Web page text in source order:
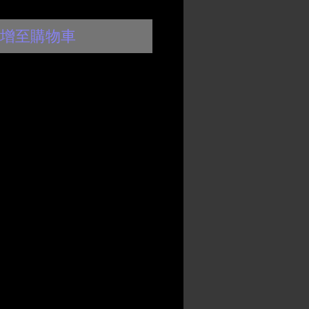
至購物車